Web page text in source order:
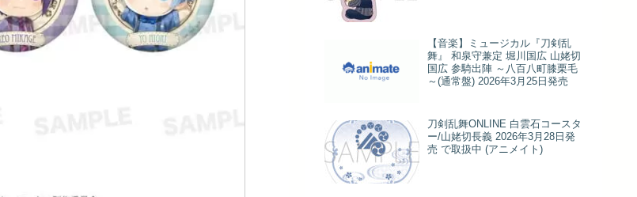
【音楽】ミュージカル『刀剣乱
舞』 和泉守兼定 堀川国広 山姥切
国広 参騎出陣 ～八百八町膝栗毛
～(通常盤) 2026年3月25日発売
刀剣乱舞ONLINE 白雲石コースタ
ー/山姥切長義 2026年3月28日発
売 で取扱中 (アニメイト)